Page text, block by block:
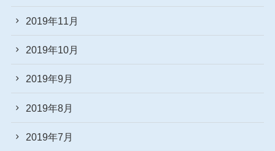
2019年11月
2019年10月
2019年9月
2019年8月
2019年7月